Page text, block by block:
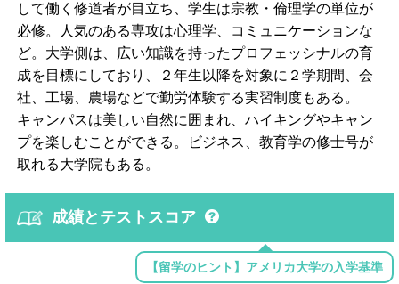
して働く修道者が目立ち、学生は宗教・倫理学の単位が
必修。人気のある専攻は心理学、コミュニケーションな
ど。大学側は、広い知識を持ったプロフェッシナルの育
成を目標にしており、２年生以降を対象に２学期間、会
社、工場、農場などで勤労体験する実習制度もある。
キャンパスは美しい自然に囲まれ、ハイキングやキャン
プを楽しむことができる。ビジネス、教育学の修士号が
取れる大学院もある。
成績とテストスコア
【留学のヒント】アメリカ大学の入学基準